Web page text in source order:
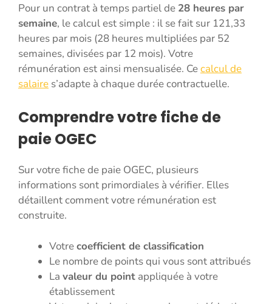
Pour un contrat à temps partiel de 28 heures par
semaine, le calcul est simple : il se fait sur 121,33
heures par mois (28 heures multipliées par 52
semaines, divisées par 12 mois). Votre
rémunération est ainsi mensualisée. Cecalcul de
salaire s’adapte à chaque durée contractuelle.
Comprendre votre fiche de
paie OGEC
Sur votre fiche de paie OGEC, plusieurs
informations sont primordiales à vérifier. Elles
détaillent comment votre rémunération est
construite.
Votrecoefficient de classification
Le nombre de points qui vous sont attribués
La valeur du point appliquée à votre
établissement